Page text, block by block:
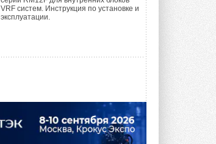
VRF систем. Инструкция по установке и
эксплуатации.